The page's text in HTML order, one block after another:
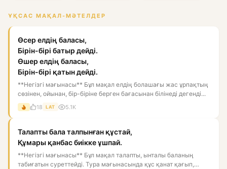
ҰҚСАС МАҚАЛ-МӘТЕЛДЕР
Өсер елдің баласы,
Бірін-бірі батыр дейді.
Өшер елдің баласы,
Бірін-бірі қатын дейді.
**Негізгі мағынасы** Бұл мақал елдің болашағы жас ұрпақтың
сөзінен, ойынан, бір-біріне берген бағасынан білінеді дегенді...
18 LAT 5.1K
Талапты бала талпынған құстай,
Құмары қанбас биікке ұшпай.
**Негізгі мағынасы** Бұл мақал талапты, ынталы баланың
табиғатын суреттейді. Тура мағынасында құс қанат қағып,